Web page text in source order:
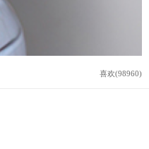
喜欢(98960)